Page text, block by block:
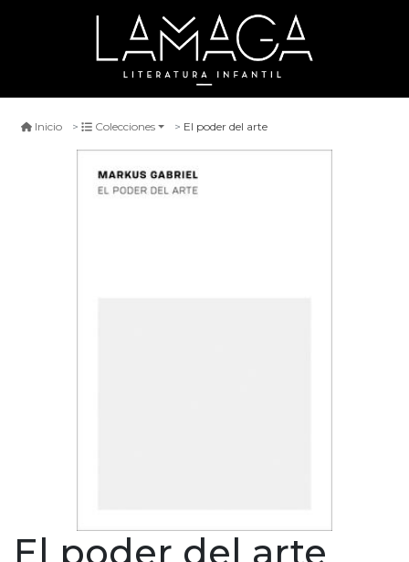
Inicio Colecciones El poder del arte
El poder del arte